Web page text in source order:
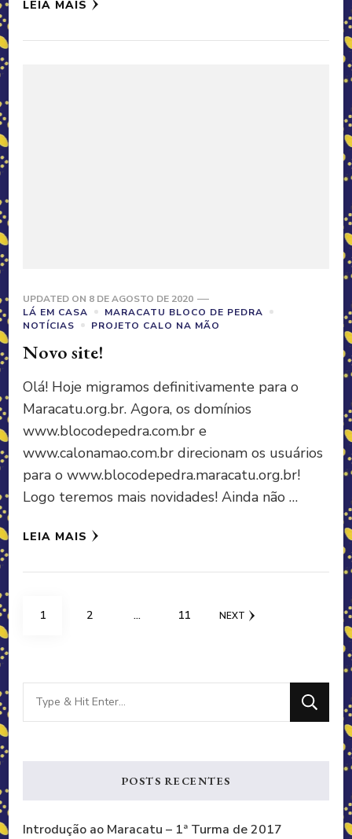
LEIA MAIS
UPDATED ON 8 DE AGOSTO DE 2020
LÁ EM CASA
MARACATU BLOCO DE PEDRA
NOTÍCIAS
PROJETO CALO NA MÃO
Novo site!
Olá! Hoje migramos definitivamente para o
Maracatu.org.br. Agora, os domínios
www.blocodepedra.com.br e
www.calonamao.com.br direcionam os usuários
para o www.blocodepedra.maracatu.org.br!
Logo teremos mais novidades! Ainda não …
LEIA MAIS
Navegação
PAGE
1 PAGE
2 … PAGE
11 NEXT
Looking
for
POSTS RECENTES
Introdução ao Maracatu – 1ª Turma de 2017